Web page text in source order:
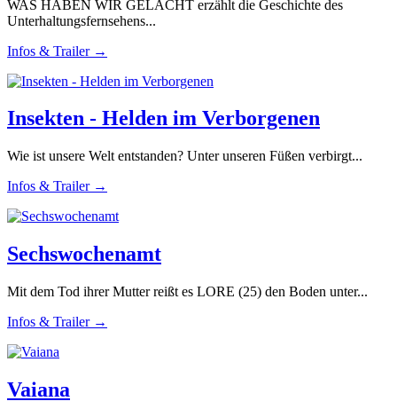
WAS HABEN WIR GELACHT erzählt die Geschichte des
Unterhaltungsfernsehens...
Infos & Trailer →
Insekten - Helden im Verborgenen
Wie ist unsere Welt entstanden? Unter unseren Füßen verbirgt...
Infos & Trailer →
Sechswochenamt
Mit dem Tod ihrer Mutter reißt es LORE (25) den Boden unter...
Infos & Trailer →
Vaiana